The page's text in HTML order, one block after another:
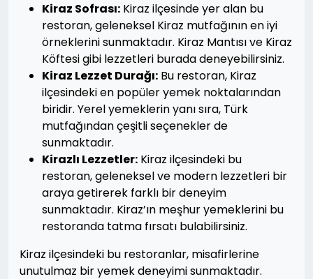
Kiraz Sofrası: Kiraz ilçesinde yer alan bu
restoran, geleneksel Kiraz mutfağının en iyi
örneklerini sunmaktadır. Kiraz Mantısı ve Kiraz
Köftesi gibi lezzetleri burada deneyebilirsiniz.
Kiraz Lezzet Durağı: Bu restoran, Kiraz
ilçesindeki en popüler yemek noktalarından
biridir. Yerel yemeklerin yanı sıra, Türk
mutfağından çeşitli seçenekler de
sunmaktadır.
Kirazlı Lezzetler: Kiraz ilçesindeki bu
restoran, geleneksel ve modern lezzetleri bir
araya getirerek farklı bir deneyim
sunmaktadır. Kiraz’ın meşhur yemeklerini bu
restoranda tatma fırsatı bulabilirsiniz.
Kiraz ilçesindeki bu restoranlar, misafirlerine
unutulmaz bir yemek deneyimi sunmaktadır.